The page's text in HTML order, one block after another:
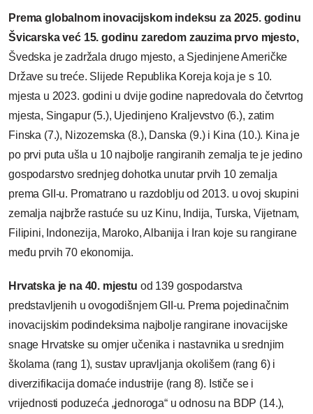
Prema globalnom inovacijskom indeksu za 2025. godinu
Švicarska već 15. godinu zaredom zauzima prvo mjesto,
Švedska je zadržala drugo mjesto, a Sjedinjene Američke
Države su treće. Slijede Republika Koreja koja je s 10.
mjesta u 2023. godini u dvije godine napredovala do četvrtog
mjesta, Singapur (5.), Ujedinjeno Kraljevstvo (6.), zatim
Finska (7.), Nizozemska (8.), Danska (9.) i Kina (10.). Kina je
po prvi puta ušla u 10 najbolje rangiranih zemalja te je jedino
gospodarstvo srednjeg dohotka unutar prvih 10 zemalja
prema GII-u. Promatrano u razdoblju od 2013. u ovoj skupini
zemalja najbrže rastuće su uz Kinu, Indija, Turska, Vijetnam,
Filipini, Indonezija, Maroko, Albanija i Iran koje su rangirane
među prvih 70 ekonomija.
Hrvatska je na 40. mjestu od 139 gospodarstva
predstavljenih u ovogodišnjem GII-u. Prema pojedinačnim
inovacijskim podindeksima najbolje rangirane inovacijske
snage Hrvatske su omjer učenika i nastavnika u srednjim
školama (rang 1), sustav upravljanja okolišem (rang 6) i
diverzifikacija domaće industrije (rang 8). Ističe se i
vrijednosti poduzeća „jednoroga“ u odnosu na BDP (14.),